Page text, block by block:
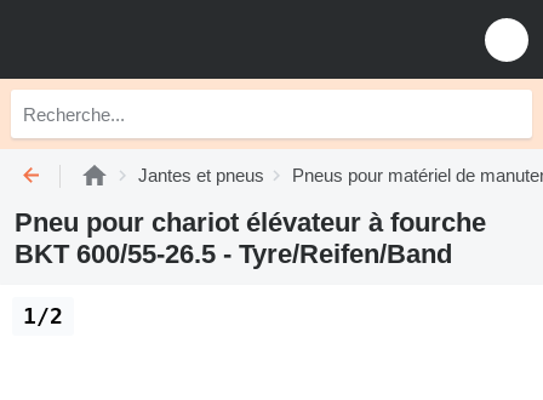
Jantes et pneus Pneus pour matériel de
Pneu pour chariot élévateur à fourche
BKT 600/55-26.5 - Tyre/Reifen/Band
1/2